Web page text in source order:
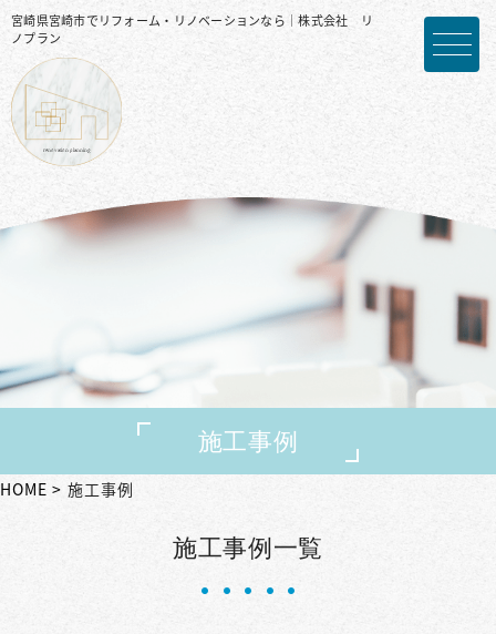
宮崎県宮崎市でリフォーム・リノベーションなら｜株式会社 リ
ノプラン
施工事例
HOME 施工事例
施工事例一覧